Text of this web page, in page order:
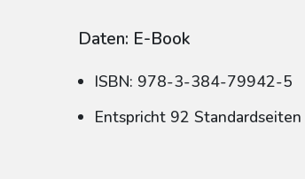
Daten: E-Book
ISBN: 978-3-384-79942-5
Entspricht 92 Standardseiten